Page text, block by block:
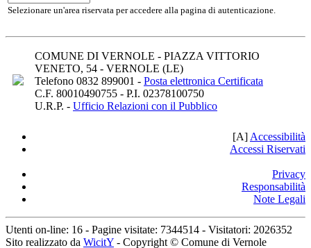
Selezionare un'area riservata per accedere alla pagina di autenticazione.
COMUNE DI VERNOLE - PIAZZA VITTORIO
VENETO, 54 - VERNOLE (LE)
Telefono 0832 899001 - Posta elettronica Certificata
C.F. 80010490755 - P.I. 02378100750
U.R.P. - Ufficio Relazioni con il Pubblico
[A] Accessibilità
Accessi Riservati
Privacy
Responsabilità
Note Legali
Utenti on-line: 16 - Pagine visitate: 7344514 - Visitatori: 2026352
Sito realizzato da WicitY - Copyright © Comune di Vernole